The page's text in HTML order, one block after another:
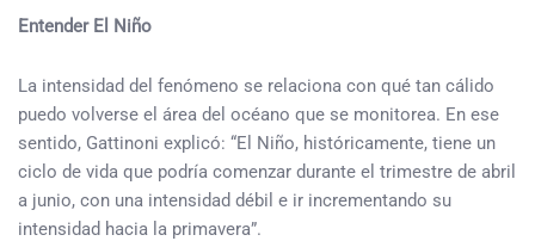
Entender El Niño
La intensidad del fenómeno se relaciona con qué tan cálido
puedo volverse el área del océano que se monitorea. En ese
sentido, Gattinoni explicó: “El Niño, históricamente, tiene un
ciclo de vida que podría comenzar durante el trimestre de abril
a junio, con una intensidad débil e ir incrementando su
intensidad hacia la primavera”.